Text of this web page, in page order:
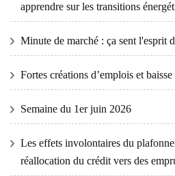
apprendre sur les transitions
Minute de marché : ça sent l'esprit
Fortes créations d’emplois et baisse
Semaine du 1er juin 2026
Les effets involontaires du
réallocation du crédit vers des